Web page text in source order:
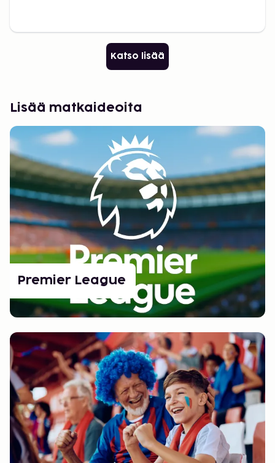
Katso lisää
Lisää matkaideoita
Premier League